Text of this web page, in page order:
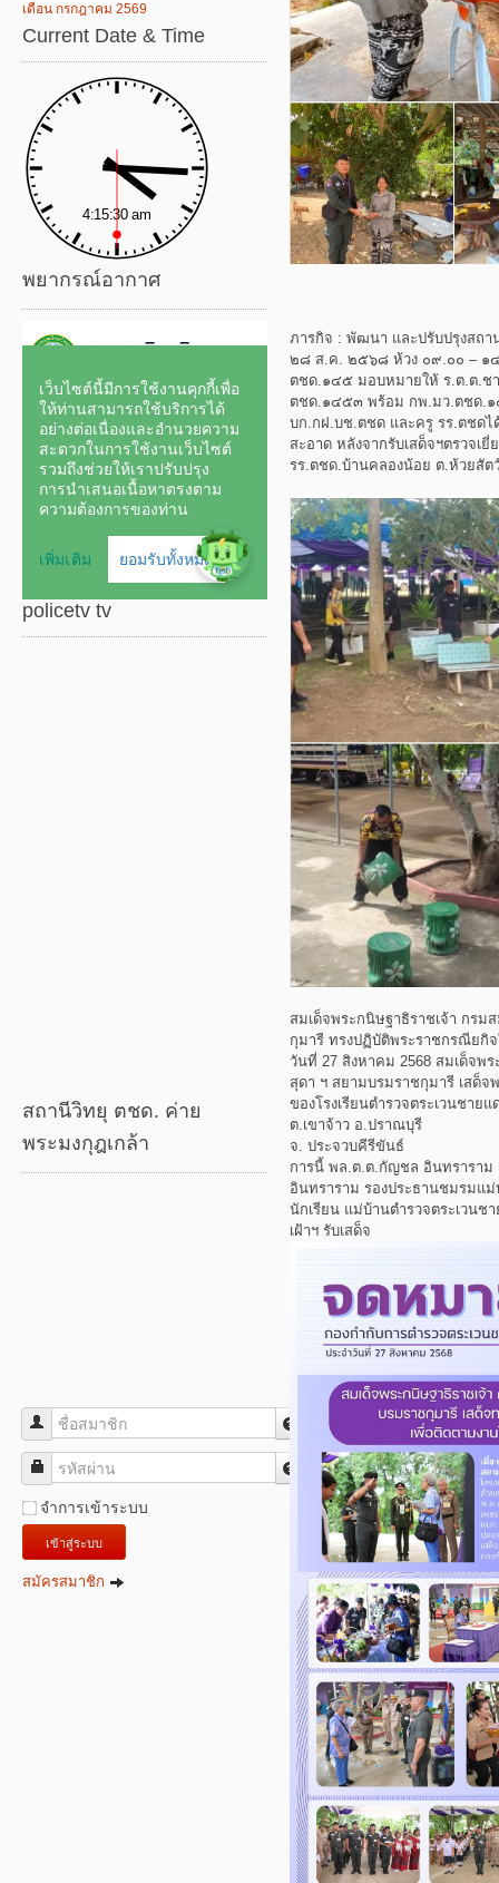
เดือน กรกฎาคม 2569
Current Date & Time
พยากรณ์อากาศ
policetv tv
สถานีวิทยุ ตชด. ค่าย
พระมงกุฎเกล้า
ชื่อสมาชิก
รหัสผ่าน
จำการเข้าระบบ
เข้าสู่ระบบ
สมัครสมาชิก
ภารกิจ : พัฒนา และปรับปรุงสถา
๒๘ ส.ค. ๒๕๖๘ ห้วง ๐๙.๐๐ – ๑
ตชด.๑๔๕ มอบหมายให้ ร.ต.ต.ช
ตชด.๑๔๕๓ พร้อม กพ.มว.ตชด.๑
บก.กฝ.บช.ตชด และครู รร.ตชด
สะอาด หลังจากรับเสด็จฯตรวจเ
รร.ตชด.บ้านคลองน้อย ต.ห้วยสั
สมเด็จพระกนิษฐาธิราชเจ้า กรม
กุมารี ทรงปฏิบัติพระราชกรณียกิ
วันที่ 27 สิงหาคม 2568 สมเด็จพ
สุดา ฯ สยามบรมราชกุมารี เสด็จ
ของโรงเรียนตำรวจตระเวนชายแ
ต.เขาจ้าว อ.ปราณบุรี
จ. ประจวบคีรีขันธ์
การนี้ พล.ต.ต.กัญชล อินทรารา
อินทราราม รองประธานชมรมแ
นักเรียน แม่บ้านตำรวจตระเวนช
เฝ้าฯ รับเสด็จ